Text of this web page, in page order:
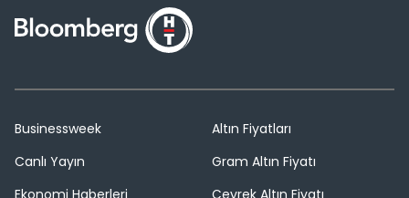
Businessweek
Canlı Yayın
Altın Fiyatları
Gram Altın Fiyatı